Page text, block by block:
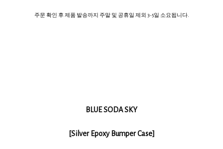
주문 확인 후 제품 발송까지 주말 및 공휴일 제외 3~5일 소요됩니다.
BLUE SODA SKY
[Silver Epoxy Bumper Case]